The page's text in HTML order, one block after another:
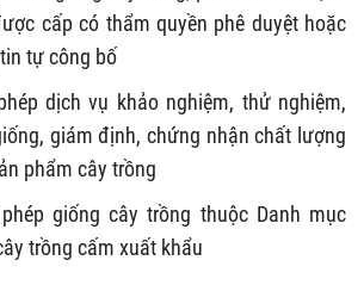
cấp có thẩm quyền phê duyệt hoặc
tự công bố
dịch vụ khảo nghiệm, thử nghiệm,
giám định, chứng nhận chất lượng
phẩm cây trồng
giống cây trồng thuộc Danh mục
trồng cấm xuất khẩu